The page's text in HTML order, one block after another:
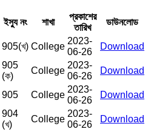
ইস্যু নং শাখা
প্রকাশের
তারিখ
ডাউনলোড
905(খ) College
2023-
06-26
Download
905
(ক)
College
2023-
06-26
Download
905 College
2023-
06-26
Download
904
(খ)
College
2023-
06-26
Download